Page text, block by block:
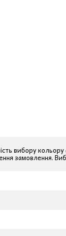
вибору
замовлення.